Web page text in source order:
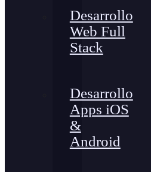
Desarrollo
Web Full
Stack
Desarrollo
Apps iOS
&
Android